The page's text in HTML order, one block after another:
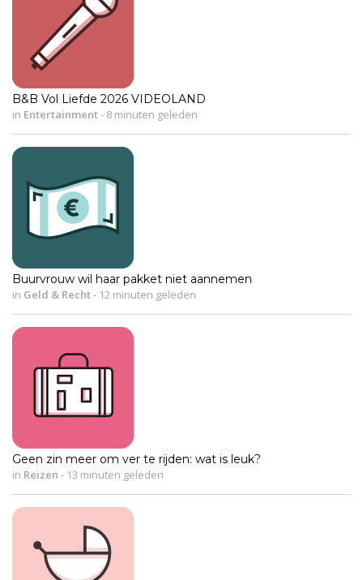
B&B Vol Liefde 2026 VIDEOLAND
in Entertainment- 8 minuten geleden
Buurvrouw wil haar pakket niet aannemen
in Geld & Recht- 12 minuten geleden
Geen zin meer om ver te rijden: wat is leuk?
in Reizen - 13 minuten geleden